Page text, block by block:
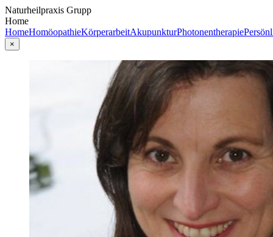
Naturheilpraxis Grupp
Home
HomeHomöopathieKörperarbeitAkupunkturPhotonentherapie
×